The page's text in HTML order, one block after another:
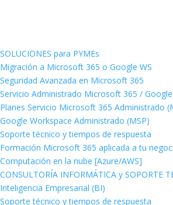
SOLUCIONES para PYMEs
Migración a Microsoft 365 o Google WS
Seguridad Avanzada en Microsoft 365
Servicio Administrado Microsoft 365 / Google
Planes Servicio Microsoft 365 Administrado
Google Workspace Administrado (MSP)
Soporte técnico y tiempos de respuesta
Formación Microsoft 365 aplicada a tu
Computación en la nube [Azure/AWS]
CONSULTORÍA INFORMÁTICA y SOPORTE
Inteligencia Empresarial (BI)
Soporte técnico y tiempos de respuesta